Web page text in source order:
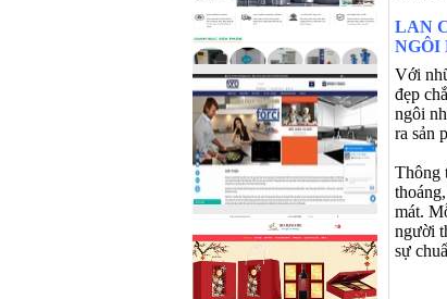
LAN
NGÔI
Với
đẹp
ngôi
ra sản
Thông
mát.
người
sự